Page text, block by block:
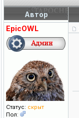
Автор
EpicOWL
Статус: скрыт
Пол: